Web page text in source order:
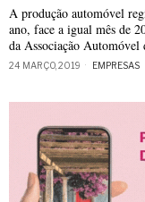
A produção automóvel
ano, face a igual mês de
da Associação
24 MARÇO, 2019 EMPRESAS